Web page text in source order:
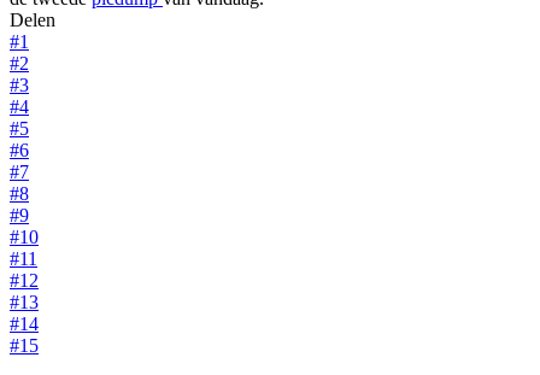
Delen
#1
#2
#3
#4
#5
#6
#7
#8
#9
#10
#11
#12
#13
#14
#15